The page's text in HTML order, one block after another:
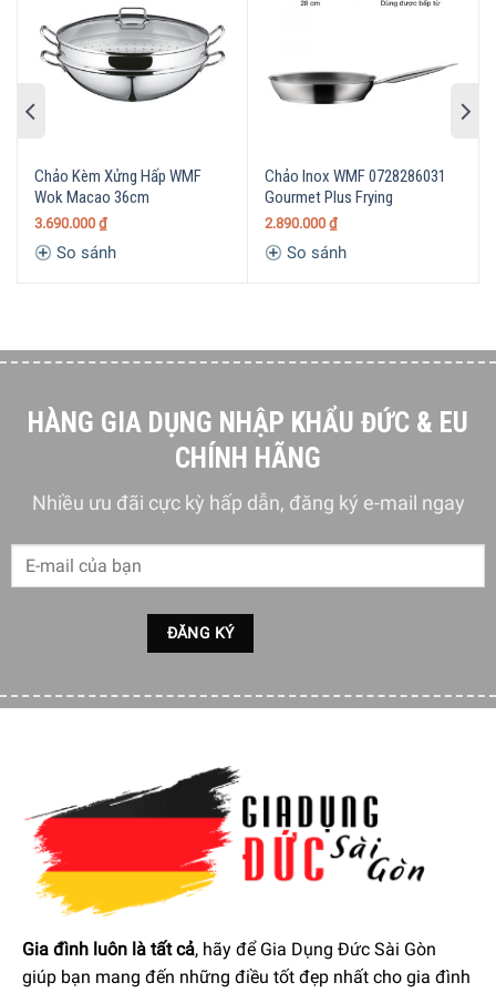
Phần chân đế của chảo sâu lòng Wmf Wok Mit Glasdeckel
được thiết kế chống trượt và được cố định chắc chắc tại
mọi vị trí. Nhà bếp là nơi luôn chứa nhiều yếu tố trơn trượt
như dầu mỡ, nước vì vậy sản phẩm này sẽ vô cùng tiện ích
cho người dùng.
Tay cầm của Chảo Sâu Lòng Wmf Wok Mit Glasdeckel
07.3947.6380 Size 28cm được thiết kế chắc chắn và dễ
tay cầm có thiết kế rỗng và cách nhiệt tốt ngay cả khi chảo
Size 28cm thiết kế dạng hình bán nguyệt sâu giúp cho
nhiệt trong chảo được phân bố đồng đều thức ăn được
nấu chín nhanh chóng. Món ăn thích hợp nhất với chảo đó
là xào. Ngoài ra người dùng cũng có thể sử dụng chảo để
nấu các món ăn khác như: hầm, nướng, chiên…
Chảo Kèm Xửng Hấp WMF
Wok Macao 36cm
3.690.000 ₫
So sánh
Chảo Inox WMF 0728286031
Gourmet Plus Frying
2.890.000₫
So sánh
HÀNG GIA DỤNG NHẬP KHẨU ĐỨC & EU
CHÍNH HÃNG
Nhiều ưu đãi cực kỳ hấp dẫn, đăng ký e-mail ngay
Gia đình luôn là tất cả, hãy để Gia Dụng Đức Sài Gòn
giúp bạn mang đến những điều tốt đẹp nhất cho gia đình